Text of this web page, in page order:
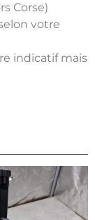
Corse)
votre
indicatif mais